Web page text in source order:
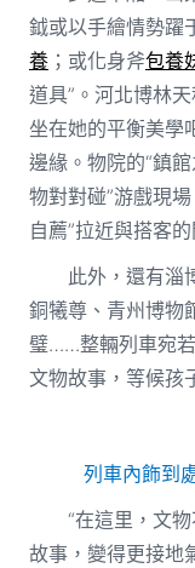
鉞或以手繪情勢躍
養；或化身斧包養
道具”。河北博林
坐在她的平衡美學
邊緣。物院的“鎮
物對對碰”游戲現
自薦”拉近與搭客的
此外，還有淄
銅犧尊、青州博物
璧……整輛列車宛若
文物故事，等候孩
列車內飾到
“在這里，文物
故事，變得更接地